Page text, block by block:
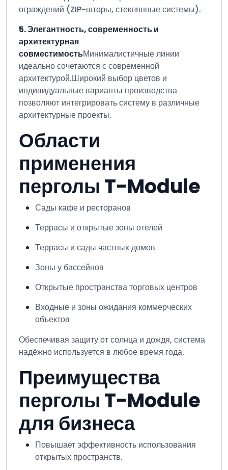
ограждений (ZIP-шторы, стеклянные системы).
5. Элегантность, современность и
архитектурная
совместимостьМинималистичные линии
идеально сочетаются с современной
архитектурой.Широкий выбор цветов и
индивидуальные варианты производства
позволяют интегрировать систему в различные
архитектурные проекты.
Области
применения
перголы T-Module
Сады кафе и ресторанов
Террасы и открытые зоны отелей
Террасы и сады частных домов
Зоны у бассейнов
Открытые пространства торговых центров
Входные и зоны ожидания коммерческих
объектов
Обеспечивая защиту от солнца и дождя, система
надёжно используется в любое время года.
Преимущества
перголы T-Module
для бизнеса
Повышает эффективность использования
открытых пространств.